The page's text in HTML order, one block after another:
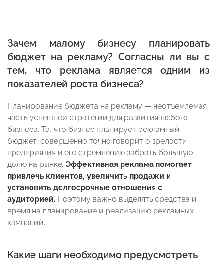
Зачем малому бизнесу планировать
бюджет на рекламу? Согласны ли вы с
тем, что реклама является одним из
показателей роста бизнеса?
Планирование бюджета на рекламу — неотъемлемая
часть успешной стратегии для развития любого
бизнеса. То, что бизнес планирует рекламный
бюджет, совершенно точно говорит о зрелости
предприятия и его стремлению забрать большую
долю на рынке. Эффективная реклама помогает
привлечь клиентов, увеличить продажи и
установить долгосрочные отношения с
аудиторией. Поэтому важно выделять средства и
время на планирование и реализацию рекламных
кампаний.
Какие шаги необходимо предусмотреть